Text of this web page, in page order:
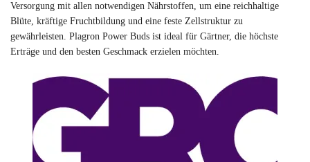
Versorgung mit allen notwendigen Nährstoffen, um eine reichhaltige
Blüte, kräftige Fruchtbildung und eine feste Zellstruktur zu
gewährleisten. Plagron Power Buds ist ideal für Gärtner, die höchste
Erträge und den besten Geschmack erzielen möchten.